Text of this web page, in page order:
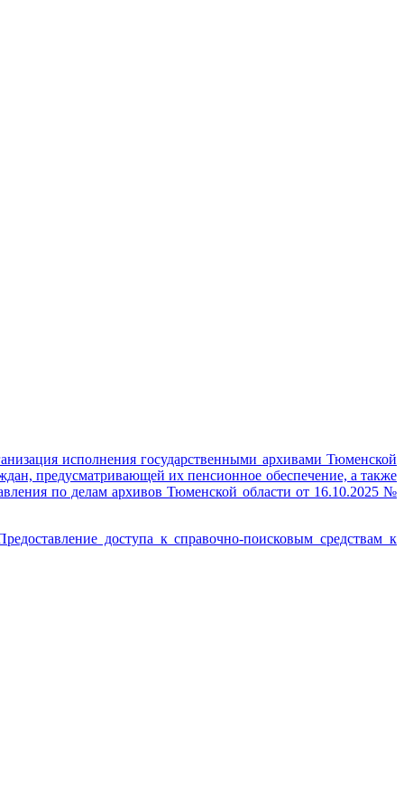
исполнения государственными архивами Тюменской
предусматривающей их пенсионное обеспечение, а также
по делам архивов Тюменской области от 16.10.2025 №
доступа к справочно-поисковым средствам к